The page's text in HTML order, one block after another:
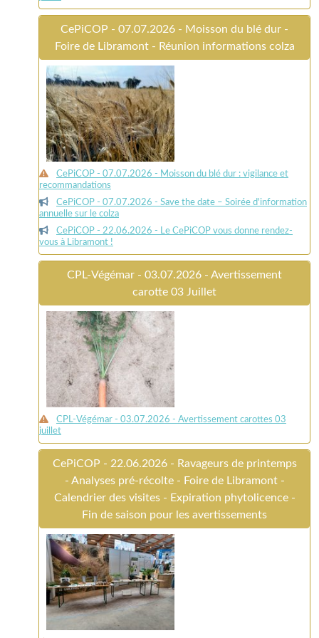
CePiCOP - 07.07.2026 - Moisson du blé dur -
Foire de Libramont - Réunion informations colza
CePiCOP - 07.07.2026 - Moisson du blé dur : vigilance et
recommandations
CePiCOP - 07.07.2026 - Save the date – Soirée d'information
annuelle sur le colza
CePiCOP - 22.06.2026 - Le CePiCOP vous donne rendez-
vous à Libramont !
CPL-Végémar - 03.07.2026 - Avertissement
carotte 03 Juillet
CPL-Végémar - 03.07.2026 - Avertissement carottes 03
juillet
CePiCOP - 22.06.2026 - Ravageurs de printemps
- Analyses pré-récolte - Foire de Libramont -
Calendrier des visites - Expiration phytolicence -
Fin de saison pour les avertissements